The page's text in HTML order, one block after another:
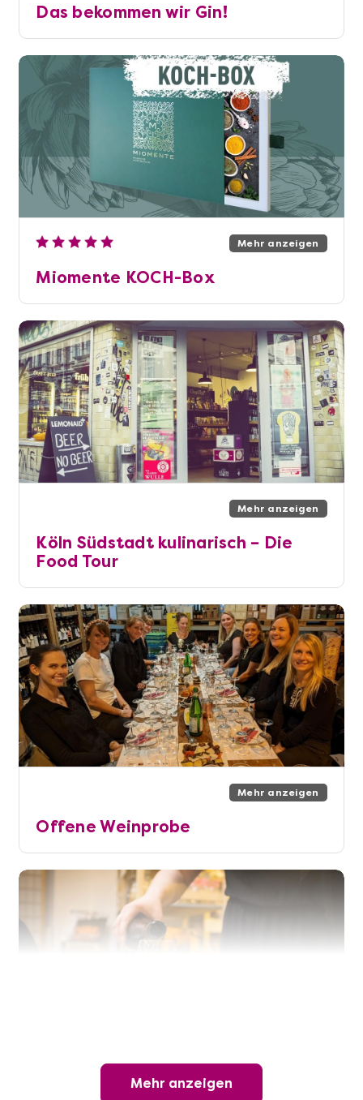
Das bekommen wir Gin!
Mehr anzeigen
Miomente KOCH-Box
Mehr anzeigen
Köln Südstadt kulinarisch – Die
Food Tour
Mehr anzeigen
Offene Weinprobe
Wunderschöner Weinabend
Mehr anzeigen